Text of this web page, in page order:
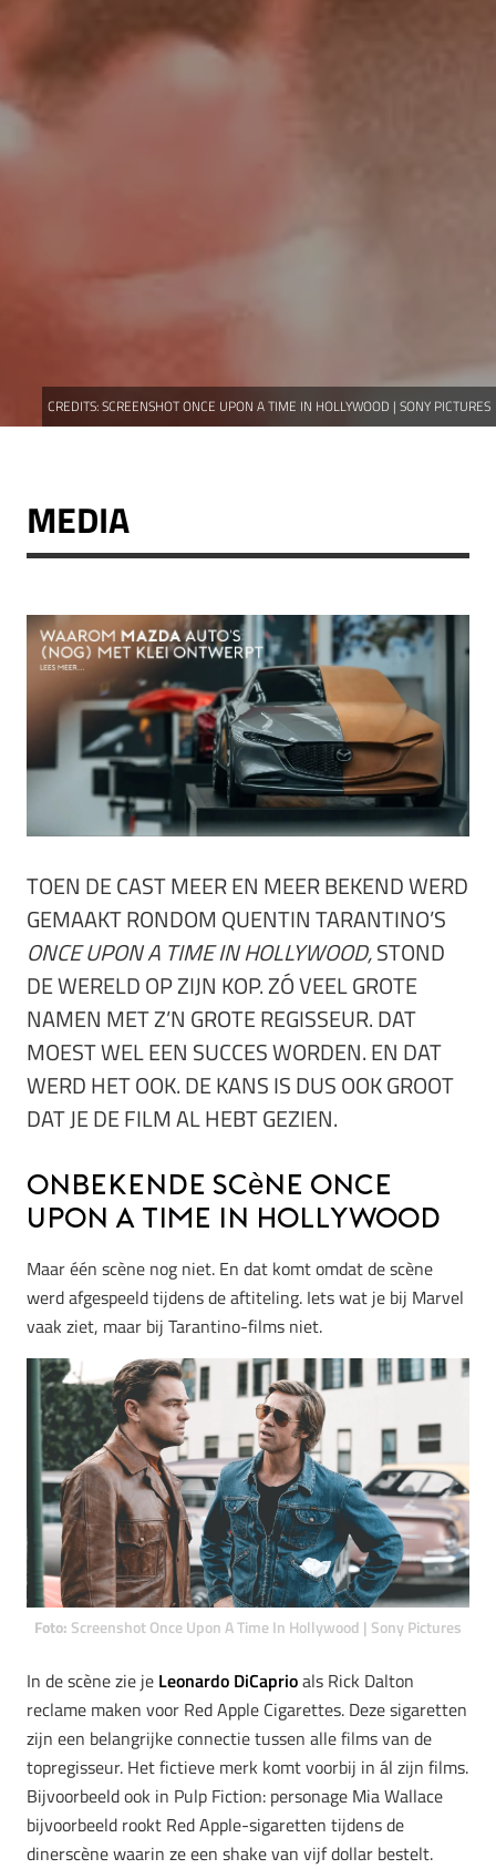
CREDITS:SCREENSHOT ONCE UPON A TIME IN HOLLYWOOD | SONY PICTURES
MEDIA
TOEN DE CAST MEER EN MEER BEKEND WERD
GEMAAKT RONDOM QUENTIN TARANTINO’S
ONCE UPON A TIME IN HOLLYWOOD,STOND
DE WERELD OP ZIJN KOP. ZÓ VEEL GROTE
NAMEN MET Z’N GROTE REGISSEUR. DAT
MOEST WEL EEN SUCCES WORDEN. EN DAT
WERD HET OOK. DE KANS IS DUS OOK GROOT
DAT JE DE FILM AL HEBT GEZIEN.
Onbekende scène Once
Upon A Time in Hollywood
Maar één scène nog niet. En dat komt omdat de scène
werd afgespeeld tijdens de aftiteling. Iets wat je bij Marvel
vaak ziet, maar bij Tarantino-films niet.
Foto: Screenshot Once Upon A Time In Hollywood | Sony Pictures
In de scène zie je Leonardo DiCaprioals Rick Dalton
reclame maken voor Red Apple Cigarettes. Deze sigaretten
zijn een belangrijke connectie tussen alle films van de
topregisseur. Het fictieve merk komt voorbij in ál zijn films.
Bijvoorbeeld ook in Pulp Fiction: personage Mia Wallace
bijvoorbeeld rookt Red Apple-sigaretten tijdens de
dinerscène waarin ze een shake van vijf dollar bestelt.